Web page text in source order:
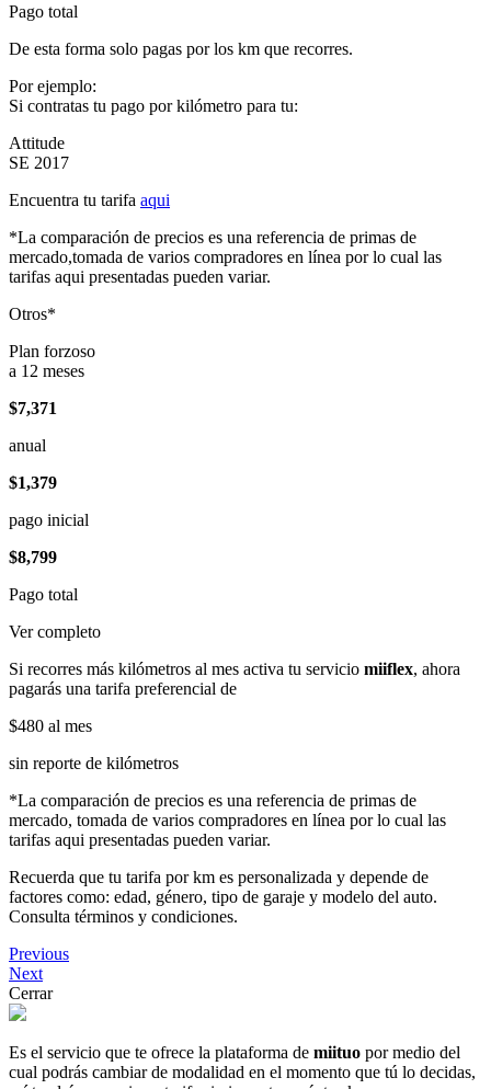
Pago total
De esta forma solo pagas por los km que recorres.
Por ejemplo:
Si contratas tu pago por kilómetro para tu:
Attitude
SE 2017
Encuentra tu tarifa aqui
*La comparación de precios es una referencia de primas de
mercado,tomada de varios compradores en línea por lo cual las
tarifas aqui presentadas pueden variar.
Otros*
Plan forzoso
a 12 meses
$7,371
anual
$1,379
pago inicial
$8,799
Pago total
Ver completo
Si recorres más kilómetros al mes activa tu servicio miiflex, ahora
pagarás una tarifa preferencial de
$480 al mes
sin reporte de kilómetros
*La comparación de precios es una referencia de primas de
mercado, tomada de varios compradores en línea por lo cual las
tarifas aqui presentadas pueden variar.
Recuerda que tu tarifa por km es personalizada y depende de
factores como: edad, género, tipo de garaje y modelo del auto.
Consulta términos y condiciones.
Previous
Next
Cerrar
Es el servicio que te ofrece la plataforma de miituo por medio del
cual podrás cambiar de modalidad en el momento que tú lo decidas,